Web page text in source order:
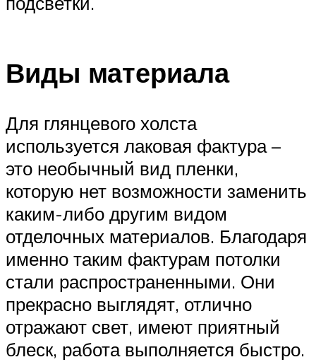
Виды материала
Для глянцевого холста
используется лаковая фактура –
это необычный вид пленки,
которую нет возможности заменить
каким-либо другим видом
отделочных материалов. Благодаря
именно таким фактурам потолки
стали распространенными. Они
прекрасно выглядят, отлично
отражают свет, имеют приятный
блеск, работа выполняется быстро.